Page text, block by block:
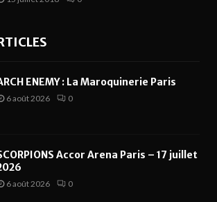
ENEMY : La Maroquinerie Paris
6 août 2026 0
Accor Arena Paris – 17 juillet
6 août 2026 0